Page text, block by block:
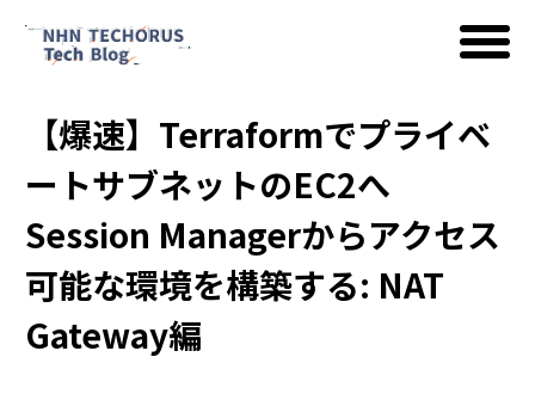
AWS
Google Cloud
イベント
【爆速】Terraformでプライベ
ートサブネットのEC2へ
Session Managerからアクセス
可能な環境を構築する: NAT
Gateway編